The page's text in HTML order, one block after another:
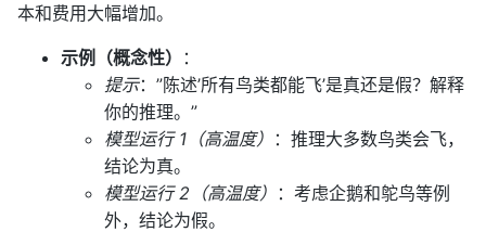
本和费用大幅增加。
示例（概念性）
：
提示：”陈述’所有鸟类都能飞’是真还是假？解释
你的推理。”
模型运行 1（高温度） ：推理大多数鸟类会飞，
结论为真。
模型运行 2（高温度） ：考虑企鹅和鸵鸟等例
外，结论为假。